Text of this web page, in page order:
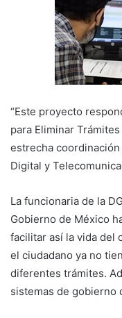
“Este proyecto
para Eliminar
estrecha
Digital y
La funcionaria de la
Gobierno de México
facilitar así la vida del
el ciudadano ya no
diferentes trámites.
sistemas de gobierno